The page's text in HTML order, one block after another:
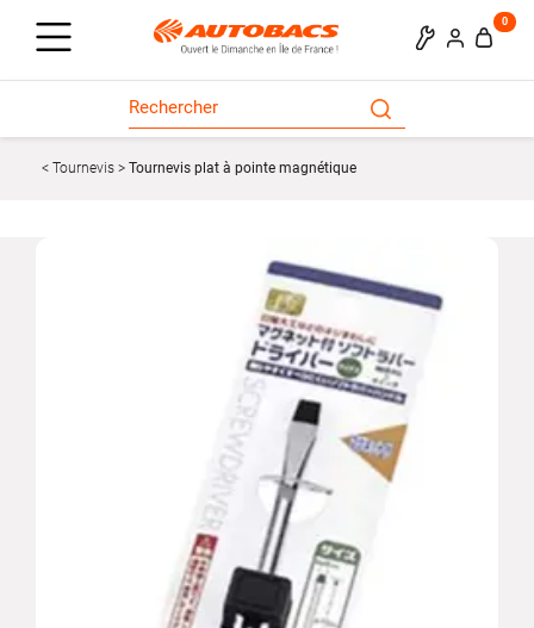
0
Tournevis Tournevis plat à pointe magnétique